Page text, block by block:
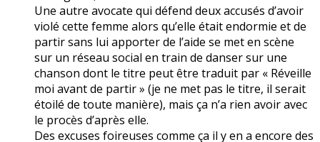
Une autre avocate qui défend deux accusés d’avoir
violé cette femme alors qu’elle était endormie et de
partir sans lui apporter de l’aide se met en scène
sur un réseau social en train de danser sur une
chanson dont le titre peut être traduit par « Réveille
moi avant de partir » (je ne met pas le titre, il serait
étoilé de toute manière), mais ça n’a rien avoir avec
le procès d’après elle.
Des excuses foireuses comme ça il y en a encore des